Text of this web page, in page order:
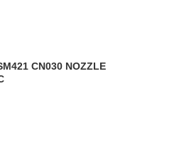
CN030 NOZZLE